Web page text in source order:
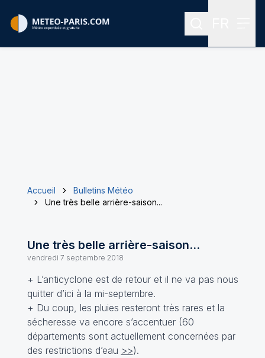
Rechercher
Accueil
Bulletins Météo
Une très belle arrière-saison...
Une très belle arrière-saison...
vendredi 7 septembre 2018
+ L’anticyclone est de retour et il ne va pas nous
quitter d’ici à la mi-septembre.
+ Du coup, les pluies resteront très rares et la
sécheresse va encore s’accentuer (60
départements sont actuellement concernées par
des restrictions d’eau >>).